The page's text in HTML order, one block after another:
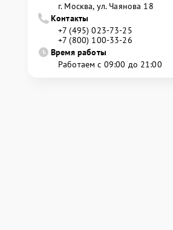
г. Москва, ул. Чаянова 18
Контакты
+7 (495) 023-73-25
+7 (800) 100-33-26
Время работы
Работаем с 09:00 до 21:00